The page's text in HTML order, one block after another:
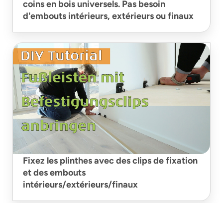
coins en bois universels. Pas besoin
d'embouts intérieurs, extérieurs ou finaux
Fixez les plinthes avec des clips de fixation
et des embouts
intérieurs/extérieurs/finaux